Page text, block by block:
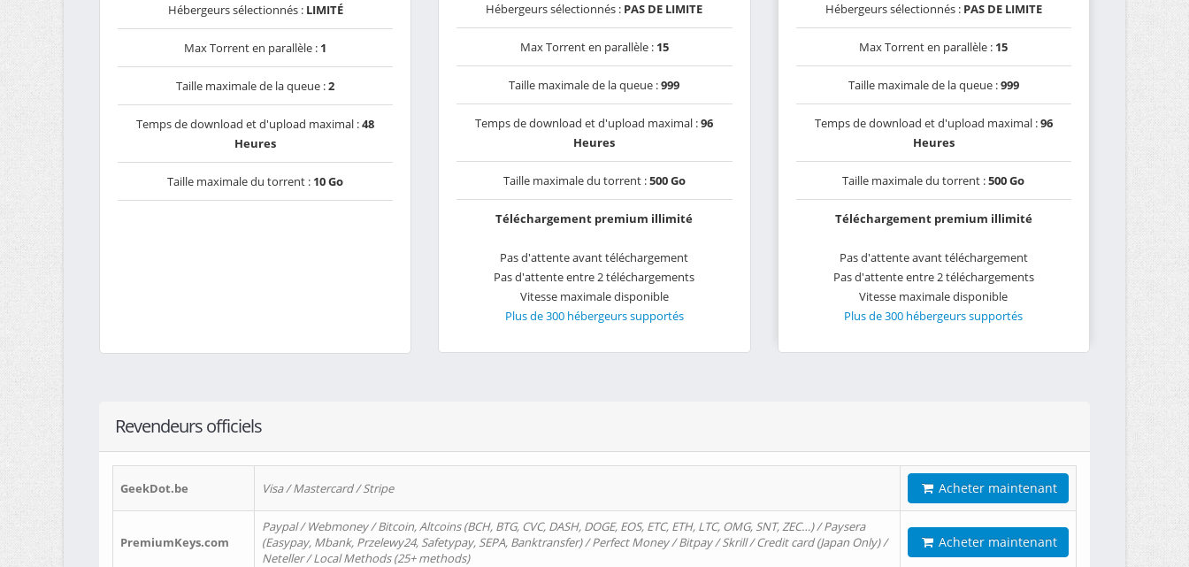
Hébergeurs sélectionnés : LIMITÉ
Max Torrent en parallèle : 1
Taille maximale de la queue :2
Temps de download et d'upload maximal :48
Heures
Taille maximale du torrent : 10 Go
Hébergeurs sélectionnés : PAS DE LIMITE
Max Torrent en parallèle : 15
Taille maximale de la queue :999
Temps de download et d'upload maximal :96
Heures
Taille maximale du torrent :500 Go
Téléchargement premium illimité
Pas d'attente avant téléchargement
Pas d'attente entre 2 téléchargements
Vitesse maximale disponible
Plus de 300 hébergeurs supportés
Hébergeurs sélectionnés : PAS DE LIMITE
Max Torrent en parallèle : 15
Taille maximale de la queue :999
Temps de download et d'upload maximal :96
Heures
Taille maximale du torrent :500 Go
Téléchargement premium illimité
Pas d'attente avant téléchargement
Pas d'attente entre 2 téléchargements
Vitesse maximale disponible
Plus de 300 hébergeurs supportés
Revendeurs officiels
GeekDot.be Visa / Mastercard / Stripe Acheter maintenant
PremiumKeys.com
Paypal / Webmoney / Bitcoin, Altcoins (BCH, BTG, CVC, DASH, DOGE, EOS, ETC, ETH, LTC, OMG, SNT, ZEC…) / Paysera
(Easypay, Mbank, Przelewy24, Safetypay, SEPA, Banktransfer) / Perfect Money / Bitpay / Skrill / Credit card (Japan Only) /
Neteller / Local Methods (25+ methods)
Acheter maintenant